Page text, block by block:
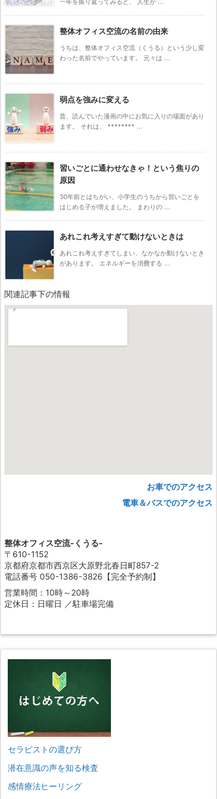
整体オフィス空流の名前の由来
うちは、整体オフィス空流（くうる）という少し変
わった名前でやっています。 元々は ...
弱点を強みに変える
昔、読んでいた漫画の中にお気に入りの場面があり
ます。 それは、 ******** ...
習いごとに通わせなきゃ！という焦りの
原因
30年前とはちがい、小学生のうちから習いごとを
はじめる子が増えました。 まわりの ...
あれこれ考えすぎて動けないときは
あれこれ考えすぎてしまい、なかなか動けないとき
があります。 エネルギーを消費する ...
関連記事下の情報
お車でのアクセス
電車＆バスでのアクセス
整体オフィス空流-くうる-
〒610-1152
京都府京都市西京区大原野北春日町857-2
電話番号 050-1386-3826【完全予約制】
営業時間：10時～20時
定休日：日曜日 ／駐車場完備
セラピストの選び方
潜在意識の声を知る検査
感情療法ヒーリング